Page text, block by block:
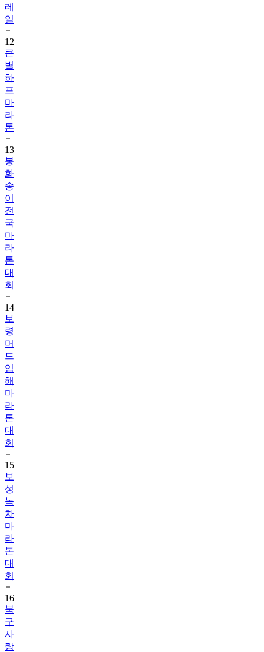
레
일
12
큰
별
하
프
마
라
톤
13
봉
화
송
이
전
국
마
라
톤
대
회
14
보
령
머
드
임
해
마
라
톤
대
회
15
보
성
녹
차
마
라
톤
대
회
16
북
구
사
랑